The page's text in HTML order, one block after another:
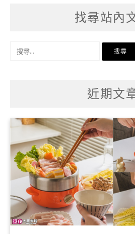
找尋站內
近期文